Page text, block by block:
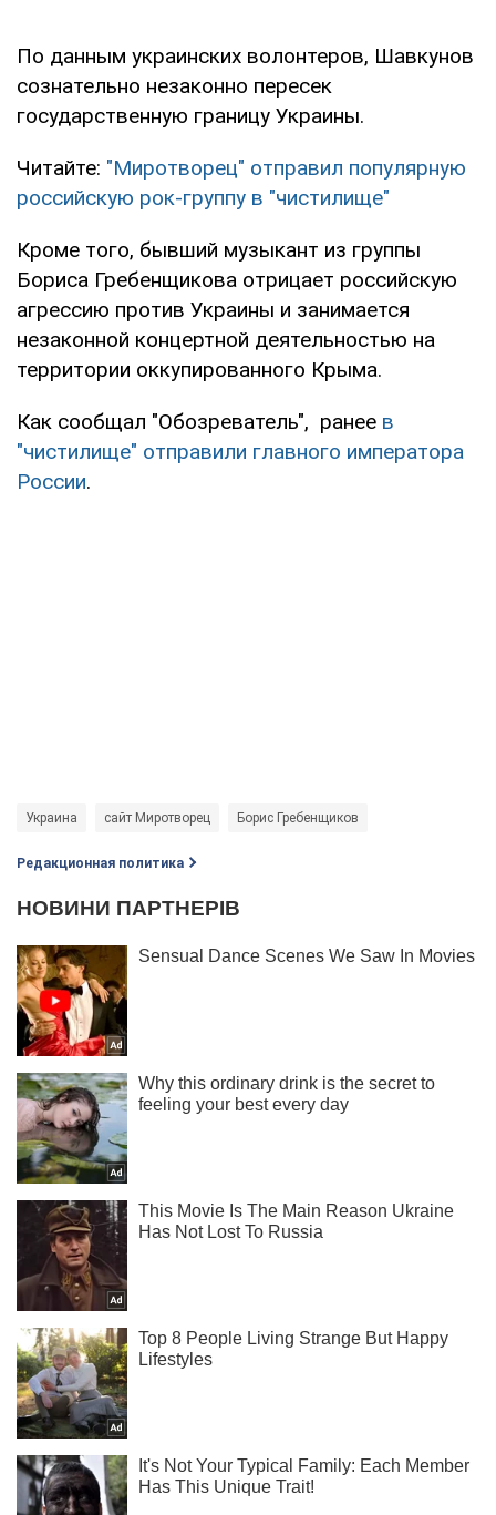
По данным украинских волонтеров, Шавкунов
сознательно незаконно пересек
государственную границу Украины.
Читайте: "Миротворец" отправил популярную
российскую рок-группу в "чистилище"
Кроме того, бывший музыкант из группы
Бориса Гребенщикова отрицает российскую
агрессию против Украины и занимается
незаконной концертной деятельностью на
территории оккупированного Крыма.
Как сообщал "Обозреватель", ранее в
"чистилище" отправили главного императора
России.
Украина сайт Миротворец Борис Гребенщиков
Редакционная политика